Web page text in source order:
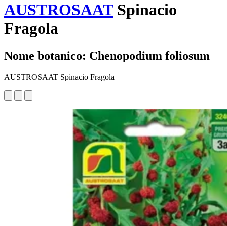
AUSTROSAATSpinacio
Fragola
Nome botanico: Chenopodium foliosum
AUSTROSAAT Spinacio Fragola